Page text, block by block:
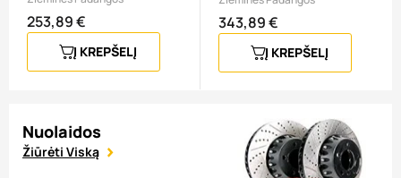
Kaina
253,89 €
Į KREPŠELĮ
Kaina
343,89 €
Į KREPŠELĮ
Nuolaidos
Žiūrėti Viską